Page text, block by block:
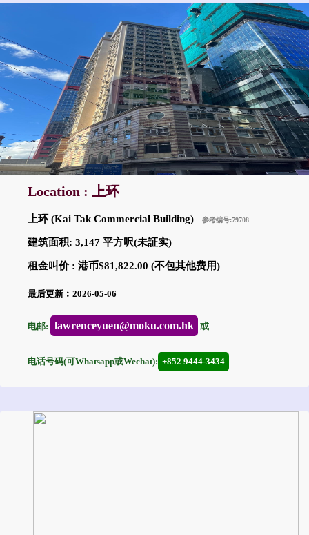
Location : 上环
上环 (Kai Tak Commercial Building) 参考编号:79708
建筑面积: 3,147 平方呎(未証实)
租金叫价 : 港币$81,822.00 (不包其他费用)
最后更新︰2026-05-06
电邮: lawrenceyuen@moku.com.hk 或
电话号码(可Whatsapp或Wechat): +852 9444-3434